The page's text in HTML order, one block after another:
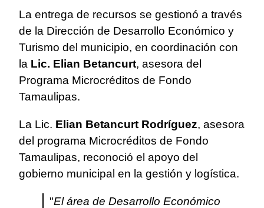
La entrega de recursos se gestionó a través
de la Dirección de Desarrollo Económico y
Turismo del municipio, en coordinación con
la Lic. Elian Betancurt, asesora del
Programa Microcréditos de Fondo
Tamaulipas.
La Lic. Elian Betancurt Rodríguez, asesora
del programa Microcréditos de Fondo
Tamaulipas, reconoció el apoyo del
gobierno municipal en la gestión y logística.
"El área de Desarrollo Económico